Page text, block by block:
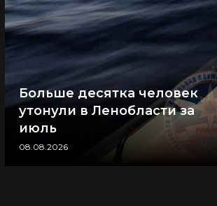
Больше десятка человек
утонули в Ленобласти за
июль
08.08.2026